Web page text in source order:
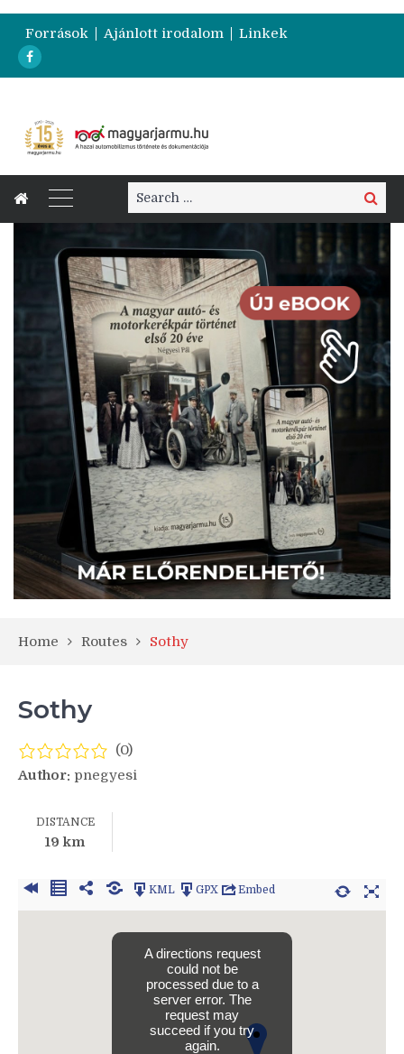
Források Ajánlott irodalom Linkek
Home Routes Sothy
Sothy
(0)
Author: pnegyesi
DISTANCE
19 km
KML GPX Embed
A directions request
could not be
processed due to a
server error. The
request may
succeed if you try
again.